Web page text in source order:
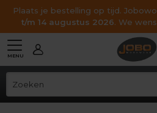
Plaats je bestelling op tijd.
t/m 14 augustus 2026. We
MENU